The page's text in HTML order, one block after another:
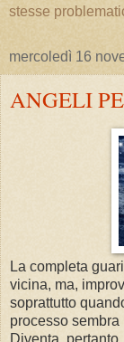
stesse
mercoledì 16
ANGELI
La completa
vicina, ma,
soprattutto
processo sembra
Diventa,